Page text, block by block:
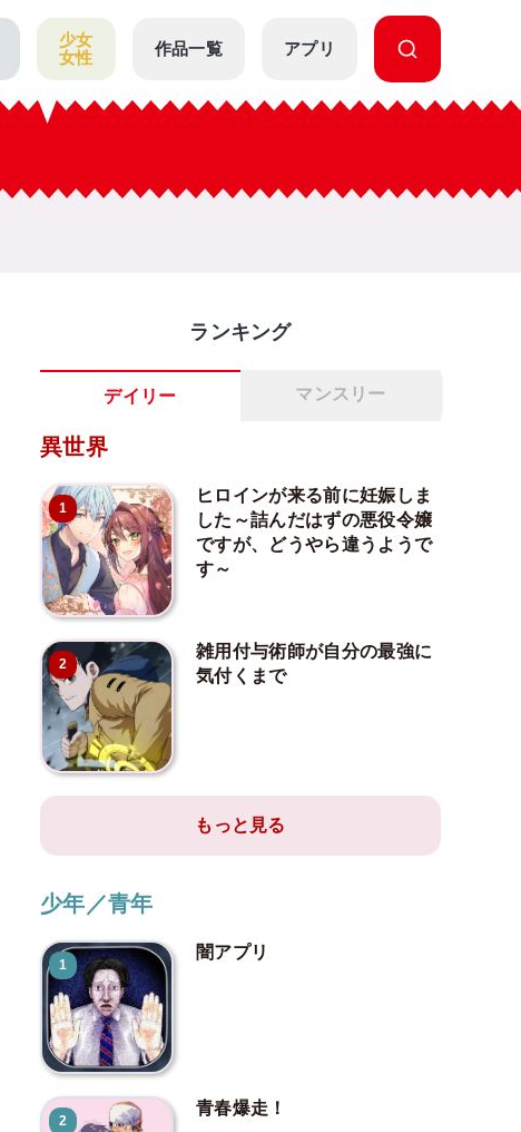
少女
女性
作品一覧 アプリ
ランキング
デイリー マンスリー
異世界
1
ヒロインが来る前に妊娠しま
した～詰んだはずの悪役令嬢
ですが、どうやら違うようで
す～
2
雑用付与術師が自分の最強に
気付くまで
もっと見る
少年／青年
1
闇アプリ
2
青春爆走！